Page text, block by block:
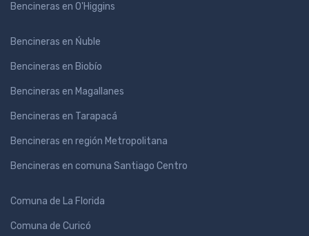
Bencineras en O'Higgins
Bencineras en Ńuble
Bencineras en Biobío
Bencineras en Magallanes
Bencineras en Tarapacá
Bencineras en región Metropolitana
Bencineras en comuna Santiago Centro
Comuna de La Florida
Comuna de Curicó